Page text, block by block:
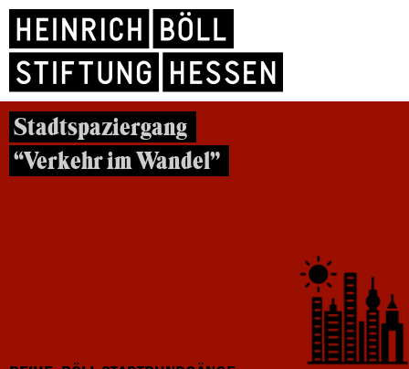
Stadtspaziergang
“Verkehr im Wandel”